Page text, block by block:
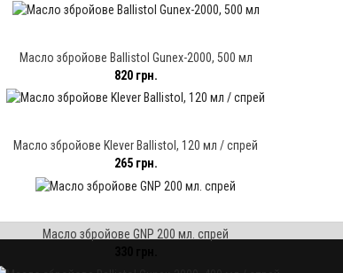
Масло збройове Ballistol Gunex-2000, 500 мл
820 грн.
Масло збройове Klever Ballistol, 120 мл / спрей
265 грн.
Масло збройове GNP 200 мл. спрей